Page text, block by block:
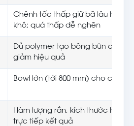
Chênh tốc thấp giữ bã lâu hơn
khô; quá thấp dễ nghẽn
Đủ polymer tạo bông bùn chắc;
giảm hiệu quả
Bowl lớn (tới 800 mm) cho công
Hàm lượng rắn, kích thước hạt,
trực tiếp kết quả